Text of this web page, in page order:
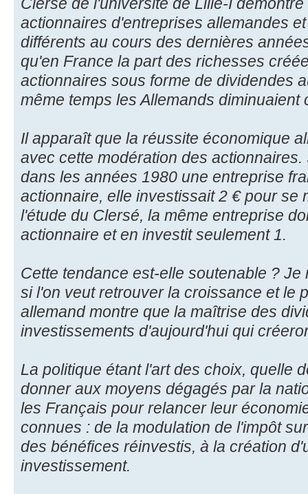
actionnaires d'entreprises allemandes
différents au cours des dernières
qu'en France la part des richesses
actionnaires sous forme de dividendes
même temps les Allemands diminuaient
Il apparaît que la réussite économique
avec cette modération des
dans les années 1980 une entreprise
actionnaire, elle investissait 2 € pour se
l'étude du Clersé, la même entreprise
actionnaire et en investit seulement 1.
Cette tendance est-elle soutenable ?
si l'on veut retrouver la croissance et le
allemand montre que la maîtrise des
investissements d'aujourd'hui qui
La politique étant l'art des choix, quelle
donner aux moyens dégagés par la
les Français pour relancer leur
connues : de la modulation de l'impôt
des bénéfices réinvestis, à la création
investissement.